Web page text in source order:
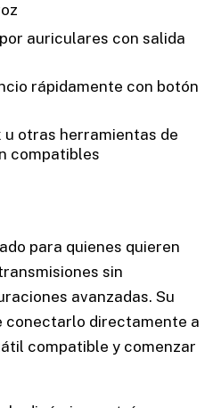
auriculares con salida
rápidamente con botón
u otras herramientas de
compatibles
para quienes quieren
sin
avanzadas. Su
conectarlo directamente a
compatible y comenzar